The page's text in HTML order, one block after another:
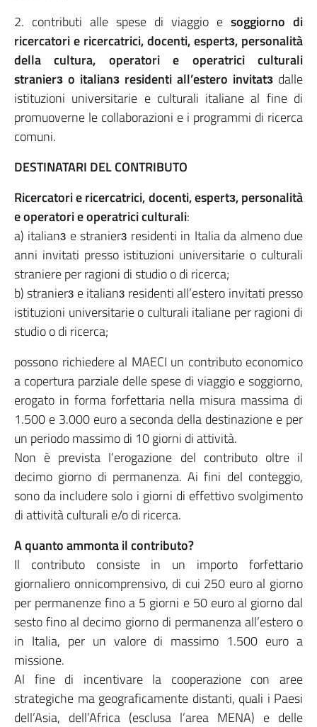
2. contributi alle spese di viaggio e soggiorno di
ricercatori e ricercatrici, docenti, espertɜ, personalità
della cultura, operatori e operatrici culturali
stranierɜ o italianɜ residenti all’estero invitatɜ dalle
istituzioni universitarie e culturali italiane al fine di
promuoverne le collaborazioni e i programmi di ricerca
comuni.
DESTINATARI DEL CONTRIBUTO
Ricercatori e ricercatrici, docenti, espertɜ, personalità
e operatori e operatrici culturali:
a) italianɜ e stranierɜ residenti in Italia da almeno due
anni invitati presso istituzioni universitarie o culturali
straniere per ragioni di studio o di ricerca;
b) stranierɜ e italianɜ residenti all’estero invitati presso
istituzioni universitarie o culturali italiane per ragioni di
studio o di ricerca;
possono richiedere al MAECI un contributo economico
a copertura parziale delle spese di viaggio e soggiorno,
erogato in forma forfettaria nella misura massima di
1.500 e 3.000 euro a seconda della destinazione e per
un periodo massimo di 10 giorni di attività.
Non è prevista l’erogazione del contributo oltre il
decimo giorno di permanenza. Ai fini del conteggio,
sono da includere solo i giorni di effettivo svolgimento
di attività culturali e/o di ricerca.
A quanto ammonta il contributo?
Il contributo consiste in un importo forfettario
giornaliero onnicomprensivo, di cui 250 euro al giorno
per permanenze fino a 5 giorni e 50 euro al giorno dal
sesto fino al decimo giorno di permanenza all’estero o
in Italia, per un valore di massimo 1.500 euro a
missione.
Al fine di incentivare la cooperazione con aree
strategiche ma geograficamente distanti, quali i Paesi
dell’Asia, dell’Africa (esclusa l’area MENA) e delle